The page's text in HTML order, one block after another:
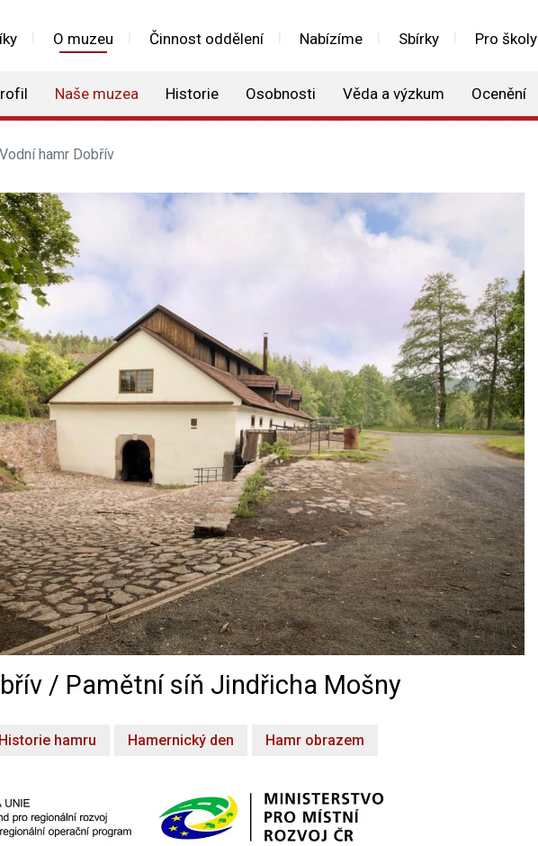
O muzeu Činnost oddělení Nabízíme Sbírky Pro školy
Naše muzea Historie Osobnosti Věda a výzkum Ocenění
Vodní hamr Dobřív
/ Pamětní síň Jindřicha Mošny
Historie hamru Hamernický den Hamr obrazem